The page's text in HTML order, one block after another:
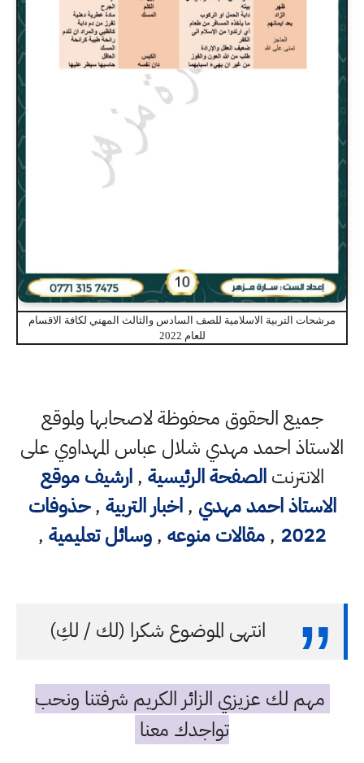
مرشحات التربية الاسلامية للصف السادس والثالث المهني لكافة الاقسام
للعام 2022
جميع الحقوق محفوظة لاصحابها ولموقع
الاستاذ احمد مهدي شلال عباس المهداوي على
الانترنتالصفحة الرئيسية ,ارشيف موقع
الاستاذ احمد مهدي ,اخبار التربية ,حذوفات
2022
,مقالات منوعه ,وسائل تعليمية ,
انتهى الموضوع شكرا (لك / لكِ)
مهم لك عزيزي الزائر الكريم شرفتنا ونحب
تواجدك معنا